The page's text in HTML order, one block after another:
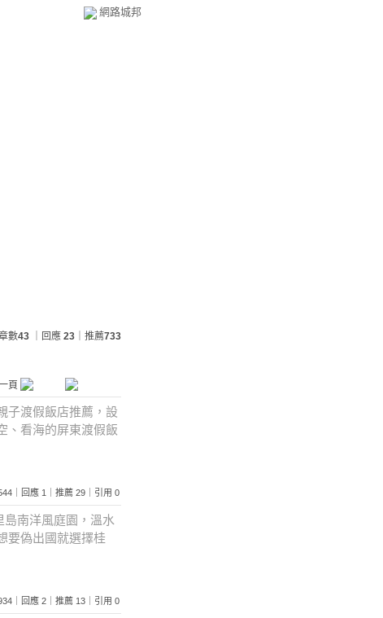
網路城邦
數43 ｜回應 23 ｜推薦733
子渡假飯店推薦，設
、看海的屏東渡假飯
｜回應 1｜推薦 29｜引用 0
島南洋風庭園，溫水
要偽出國就選擇桂
｜回應 2｜推薦 13｜引用 0